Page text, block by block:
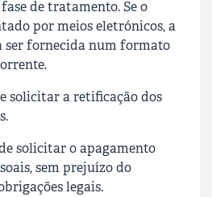
de tratamento. Se o
por meios eletrónicos, a
ser fornecida num formato
solicitar a retificação dos
solicitar o apagamento
sem prejuízo do
legais.